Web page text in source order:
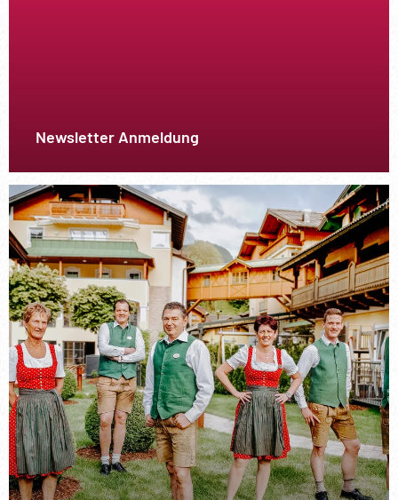
Newsletter Anmeldung